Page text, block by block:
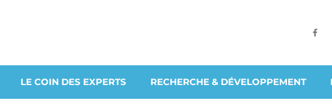
LE COIN DES EXPERTS RECHERCHE & DÉVELOPPEMENT